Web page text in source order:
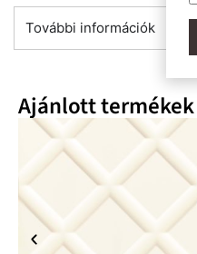
További információk
Ajánlott termékek